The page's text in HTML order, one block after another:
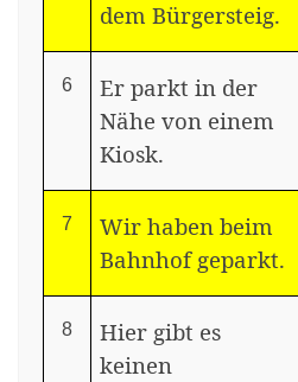
dem Bürgersteig.
6
Er parkt in der
Nähe von einem
Kiosk.
7
Wir haben beim
Bahnhof geparkt.
8
Hier gibt es
keinen